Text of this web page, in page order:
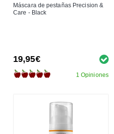
Máscara de pestañas Precision &
Care - Black
19,95€
1 Opiniones